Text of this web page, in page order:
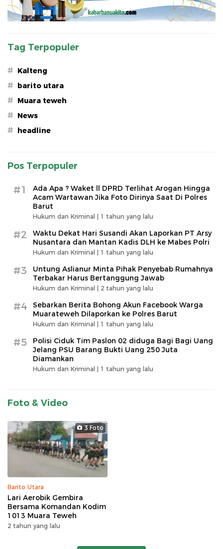
Tag Terpopuler
# Kalteng
# barito utara
# Muara teweh
# News
# headline
Pos Terpopuler
#1
Ada Apa ? Waket ll DPRD Terlihat Arogan Hingga
Acam Wartawan Jika Foto Dirinya Saat Di Polres
Barut
Hukum dan Kriminal | 1 tahun yang lalu
#2
Waktu Dekat Hari Susandi Akan Laporkan PT Arsy
Nusantara dan Mantan Kadis DLH ke Mabes Polri
Hukum dan Kriminal | 1 tahun yang lalu
#3
Untung Aslianur Minta Pihak Penyebab Rumahnya
Terbakar Harus Bertanggung Jawab
Hukum dan Kriminal | 2 tahun yang lalu
#4
Sebarkan Berita Bohong Akun Facebook Warga
Muarateweh Dilaporkan ke Polres Barut
Hukum dan Kriminal | 1 tahun yang lalu
#5
Polisi Ciduk Tim Paslon 02 diduga Bagi Bagi Uang
Jelang PSU Barang Bukti Uang 250 Juta
Diamankan
Hukum dan Kriminal | 1 tahun yang lalu
Foto & Video
3 Foto
Barito Utara
Lari Aerobik Gembira
Bersama Komandan Kodim
1013 Muara Teweh
2 tahun yang lalu